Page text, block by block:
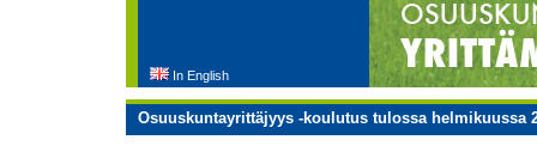
In English
Osuuskuntayrittäjyys -koulutus tulossa helmikuussa